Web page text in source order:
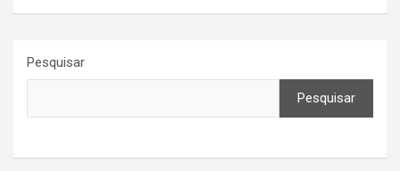
Pesquisar
Pesquisar